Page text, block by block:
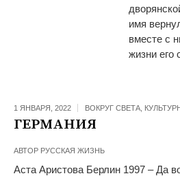
имя
вместе с
жизни его
1 ЯНВАРЯ, 2022 ВОКРУГ СВЕТА
ГЕРМАНИЯ
АВТОР РУССКАЯ ЖИЗНЬ
Аста Аристова Берлин 1997 – Да